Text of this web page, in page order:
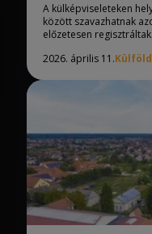
A külképviseleteken
között szavazhatnak
előzetesen regisztráltak.
2026. április 11.Külföld